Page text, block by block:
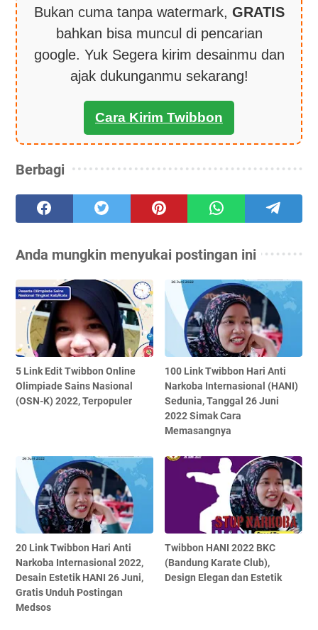
Bukan cuma tanpa watermark, GRATIS
bahkan bisa muncul di pencarian
google. Yuk Segera kirim desainmu dan
ajak dukunganmu sekarang!
Cara Kirim Twibbon
Berbagi
Anda mungkin menyukai postingan ini
5 Link Edit Twibbon Online
Olimpiade Sains Nasional
(OSN-K) 2022, Terpopuler
100 Link Twibbon Hari Anti
Narkoba Internasional (HANI)
Sedunia, Tanggal 26 Juni
2022 Simak Cara
Memasangnya
20 Link Twibbon Hari Anti
Narkoba Internasional 2022,
Desain Estetik HANI 26 Juni,
Gratis Unduh Postingan
Medsos
Twibbon HANI 2022 BKC
(Bandung Karate Club),
Design Elegan dan Estetik